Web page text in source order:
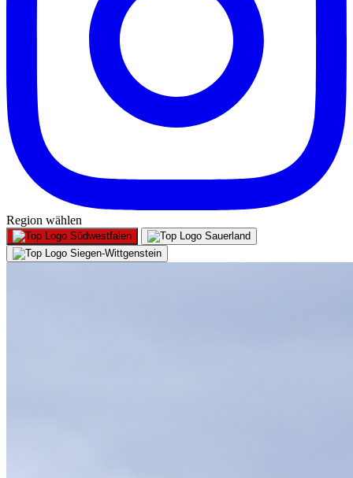
Region wählen
Südwestfalen
Sauerland
Siegen-Wittgenstein